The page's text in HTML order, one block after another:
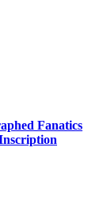
Fanatics